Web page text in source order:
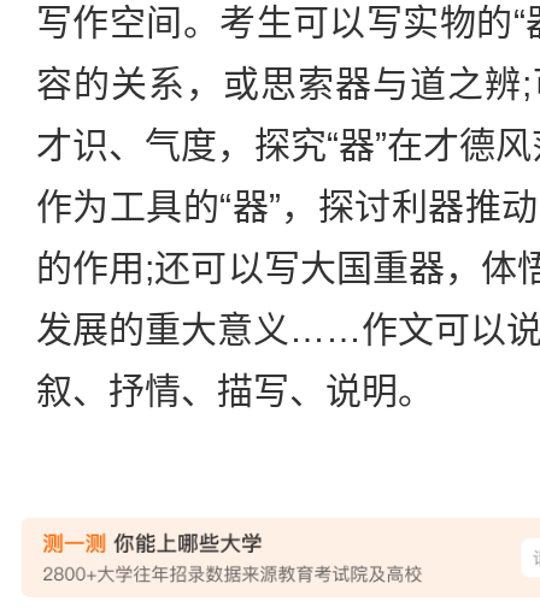
写作空间。考生可以写实物的
容的关系，或思索器与道之辨
才识、气度，探究“器”在才德
作为工具的“器”，探讨利器推
的作用;还可以写大国重器，体
发展的重大意义……作文可以
叙、抒情、描写、说明。